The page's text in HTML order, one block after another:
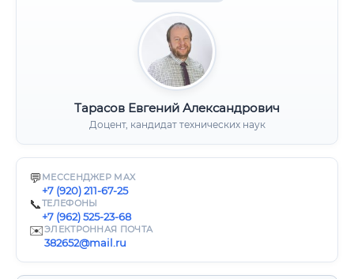
Тарасов Евгений Александрович
Доцент, кандидат технических наук
💬 МЕССЕНДЖЕР MAX
+7 (920) 211-67-25
📞ТЕЛЕФОНЫ
+7 (962) 525-23-68
✉️ЭЛЕКТРОННАЯ ПОЧТА
382652@mail.ru